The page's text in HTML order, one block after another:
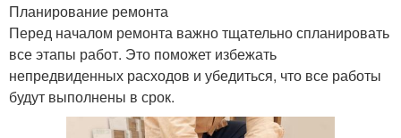
Планирование ремонта
Перед началом ремонта важно тщательно спланировать
все этапы работ. Это поможет избежать
непредвиденных расходов и убедиться, что все работы
будут выполнены в срок.